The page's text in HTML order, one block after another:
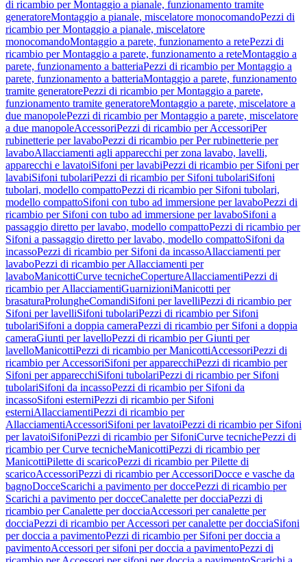
di ricambio per Montaggio a pianale, funzionamento tramite
generatoreMontaggio a pianale, miscelatore monocomandoPezzi di
ricambio per Montaggio a pianale, miscelatore
monocomandoMontaggio a parete, funzionamento a retePezzi di
ricambio per Montaggio a parete, funzionamento a reteMontaggio a
parete, funzionamento a batteriaPezzi di ricambio per Montaggio a
parete, funzionamento a batteriaMontaggio a parete, funzionamento
tramite generatorePezzi di ricambio per Montaggio a parete,
funzionamento tramite generatoreMontaggio a parete, miscelatore a
due manopolePezzi di ricambio per Montaggio a parete, miscelatore
a due manopoleAccessoriPezzi di ricambio per AccessoriPer
rubinetterie per lavaboPezzi di ricambio per Per rubinetterie per
lavaboAllacciamenti agli apparecchi per zona lavabo, lavelli,
apparecchi e lavatoiSifoni per lavabiPezzi di ricambio per Sifoni per
lavabiSifoni tubolariPezzi di ricambio per Sifoni tubolariSifoni
tubolari, modello compattoPezzi di ricambio per Sifoni tubolari,
modello compattoSifoni con tubo ad immersione per lavaboPezzi di
ricambio per Sifoni con tubo ad immersione per lavaboSifoni a
passaggio diretto per lavabo, modello compattoPezzi di ricambio per
Sifoni a passaggio diretto per lavabo, modello compattoSifoni da
incassoPezzi di ricambio per Sifoni da incassoAllacciamenti per
lavaboPezzi di ricambio per Allacciamenti per
lavaboManicottiCurve tecnicheCopertureAllacciamentiPezzi di
ricambio per AllacciamentiGuarnizioniManicotti per
brasaturaProlungheComandiSifoni per lavelliPezzi di ricambio per
Sifoni per lavelliSifoni tubolariPezzi di ricambio per Sifoni
tubolariSifoni a doppia cameraPezzi di ricambio per Sifoni a doppia
cameraGiunti per lavelloPezzi di ricambio per Giunti per
lavelloManicottiPezzi di ricambio per ManicottiAccessoriPezzi di
ricambio per AccessoriSifoni per apparecchiPezzi di ricambio per
Sifoni per apparecchiSifoni tubolariPezzi di ricambio per Sifoni
tubolariSifoni da incassoPezzi di ricambio per Sifoni da
incassoSifoni esterniPezzi di ricambio per Sifoni
esterniAllacciamentiPezzi di ricambio per
AllacciamentiAccessoriSifoni per lavatoiPezzi di ricambio per Sifoni
per lavatoiSifoniPezzi di ricambio per SifoniCurve tecnichePezzi di
ricambio per Curve tecnicheManicottiPezzi di ricambio per
ManicottiPilette di scaricoPezzi di ricambio per Pilette di
scaricoAccessoriPezzi di ricambio per AccessoriDocce e vasche da
bagnoDocceScarichi a pavimento per doccePezzi di ricambio per
Scarichi a pavimento per docceCanalette per docciaPezzi di
ricambio per Canalette per docciaAccessori per canalette per
docciaPezzi di ricambio per Accessori per canalette per docciaSifoni
per doccia a pavimentoPezzi di ricambio per Sifoni per doccia a
pavimentoAccessori per sifoni per doccia a pavimentoPezzi di